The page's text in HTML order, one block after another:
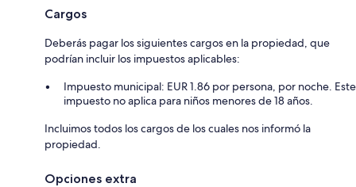
Cargos
Deberás pagar los siguientes cargos en la propiedad, que
podrían incluir los impuestos aplicables:
Impuesto municipal: EUR 1.86 por persona, por noche. Este
impuesto no aplica para niños menores de 18 años.
Incluimos todos los cargos de los cuales nos informó la
propiedad.
Opciones extra